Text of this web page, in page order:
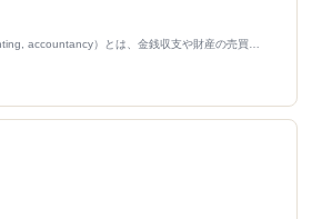
accountancy）とは、金銭収支や財産の売買…